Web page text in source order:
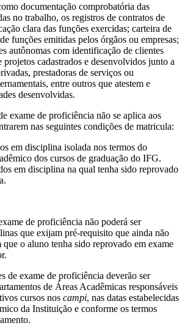
documentação comprobatória das
no trabalho, os registros de contratos de
clara das funções exercidas; carteira de
funções emitidas pelos órgãos ou empresas;
autônomas com identificação de clientes
projetos cadastrados e desenvolvidos junto a
prestadoras de serviços ou
entre outros que atestem e
desenvolvidas.
exame de proficiência não se aplica aos
nas seguintes condições de matricula:
em disciplina isolada nos termos do
dos cursos de graduação do IFG.
em disciplina na qual tenha sido reprovado
de proficiência não poderá ser
que exijam pré-requisito que ainda não
que o aluno tenha sido reprovado em exame
de exame de proficiência deverão ser
de Áreas Acadêmicas responsáveis
cursos nos campi, nas datas estabelecidas
da Instituição e conforme os termos